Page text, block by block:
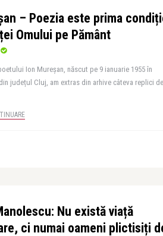
– Poezia este prima
Omului pe Pământ
Ion Mureșan, născut pe 9 ianuarie 1955 în
județul Cluj, am extras din arhive câteva replici de
Nu există viață
ci numai oameni plictisiți